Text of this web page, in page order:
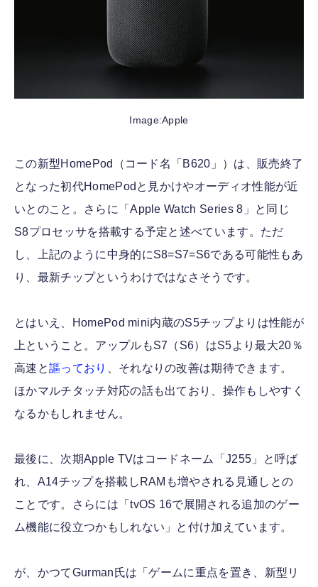
Image:Apple
この新型HomePod（コード名「B620」）は、販売終了
となった初代HomePodと見かけやオーディオ性能が近
いとのこと。さらに「Apple Watch Series 8」と同じ
S8プロセッサを搭載する予定と述べています。ただ
し、上記のように中身的にS8=S7=S6である可能性もあ
り、最新チップというわけではなさそうです。
とはいえ、HomePod mini内蔵のS5チップよりは性能が
上ということ。アップルもS7（S6）はS5より最大20％
高速と謳っており
、それなりの改善は期待できます。
ほかマルチタッチ対応の話も出ており、操作もしやすく
なるかもしれません。
最後に、次期Apple TVはコードネーム「J255」と呼ば
れ、A14チップを搭載しRAMも増やされる見通しとの
ことです。さらには「tvOS 16で展開される追加のゲー
ム機能に役立つかもしれない」と付け加えています。
が、かつてGurman氏は「ゲームに重点を置き、新型リ